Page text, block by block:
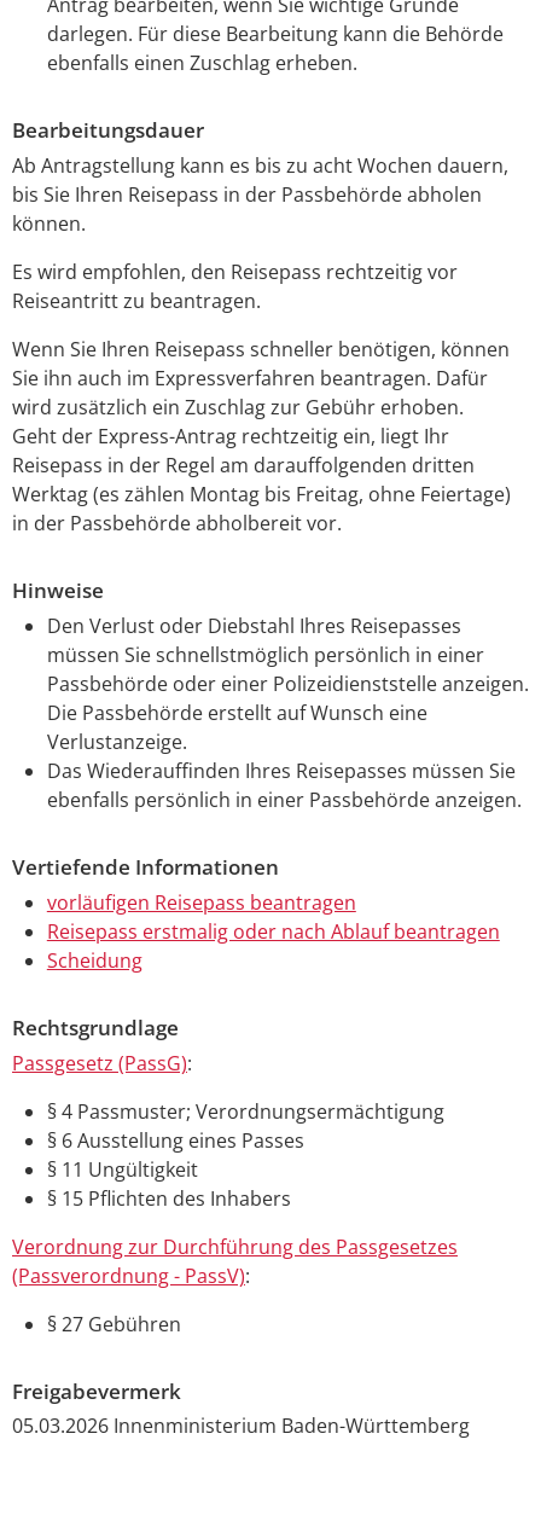
darlegen. Für diese Bearbeitung kann die Behörde
ebenfalls einen Zuschlag erheben.
Bearbeitungsdauer
Ab Antragstellung kann es bis zu acht Wochen dauern,
bis Sie Ihren Reisepass in der Passbehörde abholen
können.
Es wird empfohlen, den Reisepass rechtzeitig vor
Reiseantritt zu beantragen.
Wenn Sie Ihren Reisepass schneller benötigen, können
Sie ihn auch im Expressverfahren beantragen. Dafür
wird zusätzlich ein Zuschlag zur Gebühr erhoben.
Geht der Express-Antrag rechtzeitig ein, liegt Ihr
Reisepass in der Regel am darauffolgenden dritten
Werktag (es zählen Montag bis Freitag, ohne Feiertage)
in der Passbehörde abholbereit vor.
Hinweise
Den Verlust oder Diebstahl Ihres Reisepasses
müssen Sie schnellstmöglich persönlich in einer
Passbehörde oder einer Polizeidienststelle anzeigen.
Die Passbehörde erstellt auf Wunsch eine
Verlustanzeige.
Das Wiederauffinden Ihres Reisepasses müssen Sie
ebenfalls persönlich in einer Passbehörde anzeigen.
Vertiefende Informationen
vorläufigen Reisepass beantragen
Reisepass erstmalig oder nach Ablauf beantragen
Scheidung
Rechtsgrundlage
Passgesetz (PassG):
§ 4Passmuster; Verordnungsermächtigung
§ 6 Ausstellung eines Passes
§ 11 Ungültigkeit
§ 15 Pflichten des Inhabers
Verordnung zur Durchführung des Passgesetzes
(Passverordnung - PassV):
§ 27Gebühren
Freigabevermerk
05.03.2026 Innenministerium Baden-Württemberg